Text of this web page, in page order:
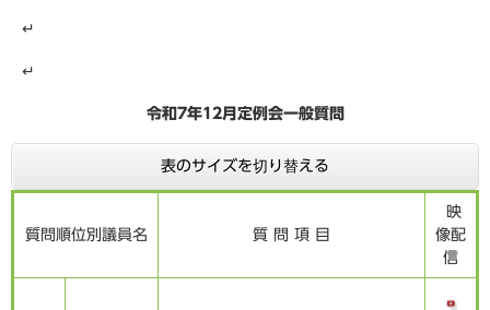
↵
↵
令和7年12月定例会一般質問
表のサイズを切り替える
質問順位別議員名 質 問 項 目
映
像配
信